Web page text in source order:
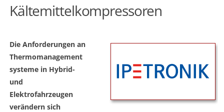
Kältemittelkompressoren
Die Anforderungen an
Thermomanagement
systeme in Hybrid-
und
Elektrofahrzeugen
verändern sich